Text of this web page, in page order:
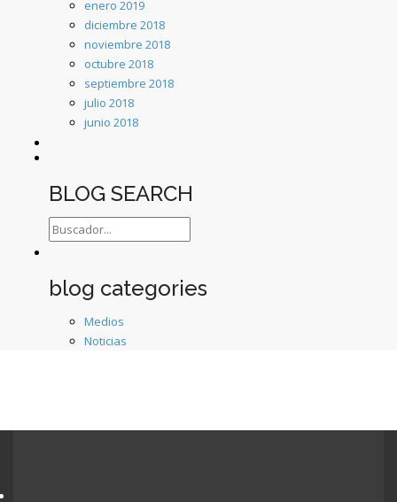
enero 2019
diciembre 2018
noviembre 2018
octubre 2018
septiembre 2018
julio 2018
junio 2018
BLOG SEARCH
blog categories
Medios
Noticias